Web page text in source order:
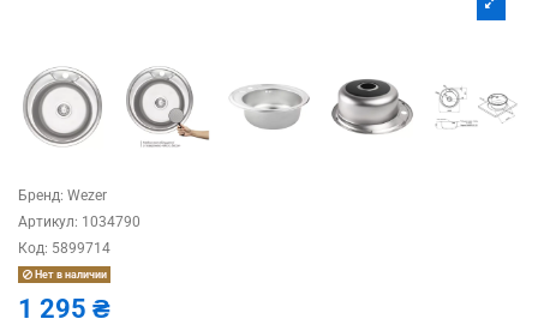
Бренд: Wezer
Артикул: 1034790
Код: 5899714
Нет в наличии
1 295 ₴